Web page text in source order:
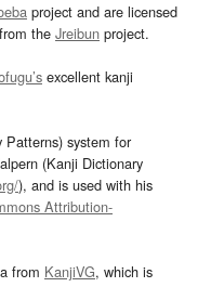
project and are licensed
the Jreibun project.
excellent kanji
system for
(Kanji Dictionary
), and is used with his
Attribution-
from KanjiVG, which is